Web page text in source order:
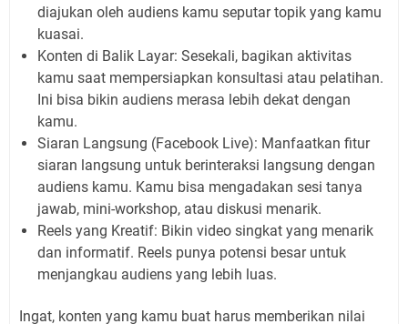
diajukan oleh audiens kamu seputar topik yang kamu
kuasai.
Konten di Balik Layar: Sesekali, bagikan aktivitas
kamu saat mempersiapkan konsultasi atau pelatihan.
Ini bisa bikin audiens merasa lebih dekat dengan
kamu.
Siaran Langsung (Facebook Live): Manfaatkan fitur
siaran langsung untuk berinteraksi langsung dengan
audiens kamu. Kamu bisa mengadakan sesi tanya
jawab, mini-workshop, atau diskusi menarik.
Reels yang Kreatif: Bikin video singkat yang menarik
dan informatif. Reels punya potensi besar untuk
menjangkau audiens yang lebih luas.
Ingat, konten yang kamu buat harus memberikan nilai